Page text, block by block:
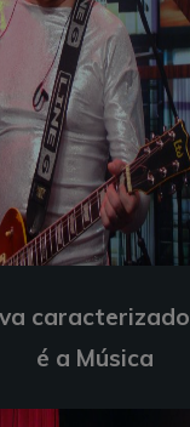
é a Música